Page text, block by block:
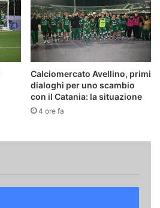
Calciomercato Avellino, primi
dialoghi per uno scambio
con il Catania: la situazione
4 ore fa